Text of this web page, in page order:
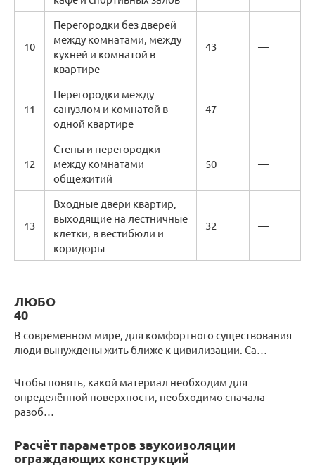
10
Перегородки без дверей
между комнатами, между
кухней и комнатой в
квартире
43 —
11
Перегородки между
санузлом и комнатой в
одной квартире
47 —
12
Стены и перегородки
между комнатами
общежитий
50 —
13
Входные двери квартир,
выходящие на лестничные
клетки, в вестибюли и
коридоры
32 —
ЛЮБО
40
В современном мире, для комфортного существования
люди вынуждены жить ближе к цивилизации. Са…
Чтобы понять, какой материал необходим для
определённой поверхности, необходимо сначала
разоб…
Расчёт параметров звукоизоляции
ограждающих конструкций